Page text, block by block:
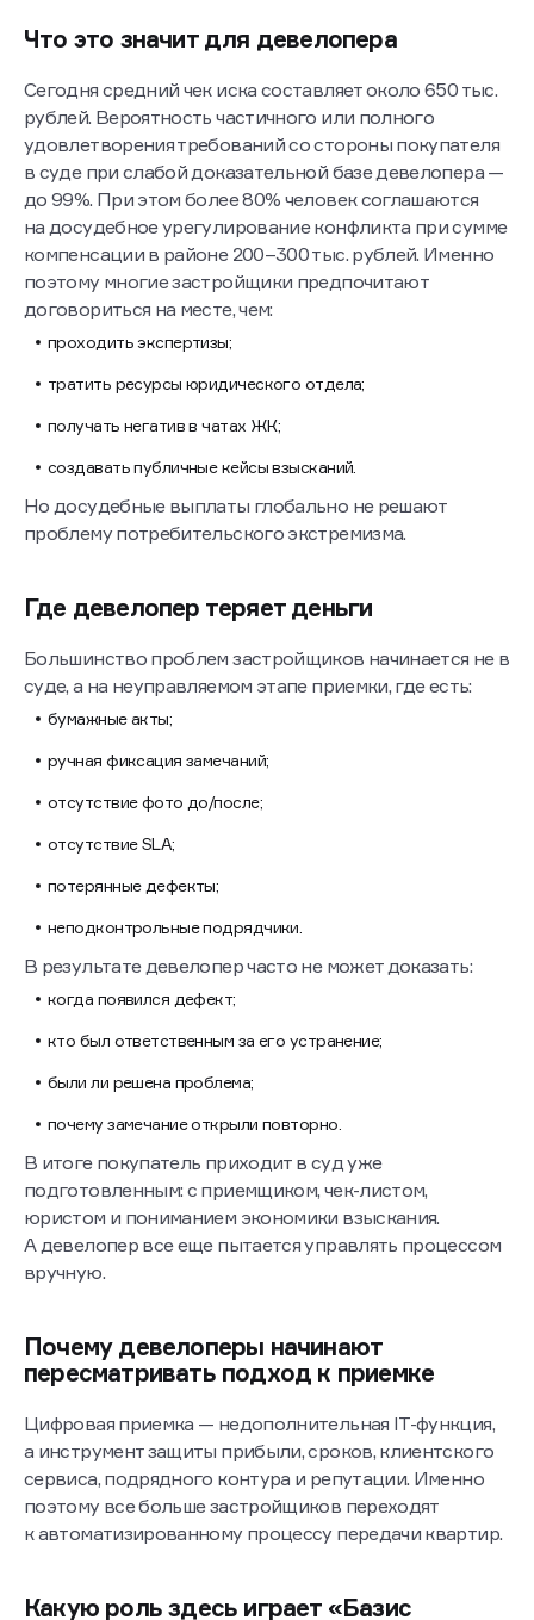
Что это значит для девелопера
Сегодня средний чек иска составляет около 650 тыс.
рублей. Вероятность частичного или полного
удовлетворения требований со стороны покупателя
в суде при слабой доказательной базе девелопера —
до 99%. При этом более 80% человек соглашаются
на досудебное урегулирование конфликта при сумме
компенсации в районе 200–300 тыс. рублей. Именно
поэтому многие застройщики предпочитают
договориться на месте, чем:
проходить экспертизы;
тратить ресурсы юридического отдела;
получать негатив в чатах ЖК;
создавать публичные кейсы взысканий.
Но досудебные выплаты глобально не решают
проблему потребительского экстремизма.
Где девелопер теряет деньги
Большинство проблем застройщиков начинается не в
суде, а на неуправляемом этапе приемки, где есть:
бумажные акты;
ручная фиксация замечаний;
отсутствие фото до/после;
отсутствие SLA;
потерянные дефекты;
неподконтрольные подрядчики.
В результате девелопер часто не может доказать:
когда появился дефект;
кто был ответственным за его устранение;
были ли решена проблема;
почему замечание открыли повторно.
В итоге покупатель приходит в суд уже
подготовленным: с приемщиком, чек-листом,
юристом и пониманием экономики взыскания.
А девелопер все еще пытается управлять процессом
вручную.
Почему девелоперы начинают
пересматривать подход к приемке
Цифровая приемка — недополнительная IT-функция,
а инструмент защиты прибыли, сроков, клиентского
сервиса, подрядного контура и репутации. Именно
поэтому все больше застройщиков переходят
к автоматизированному процессу передачи квартир.
Какую роль здесь играет «Базис